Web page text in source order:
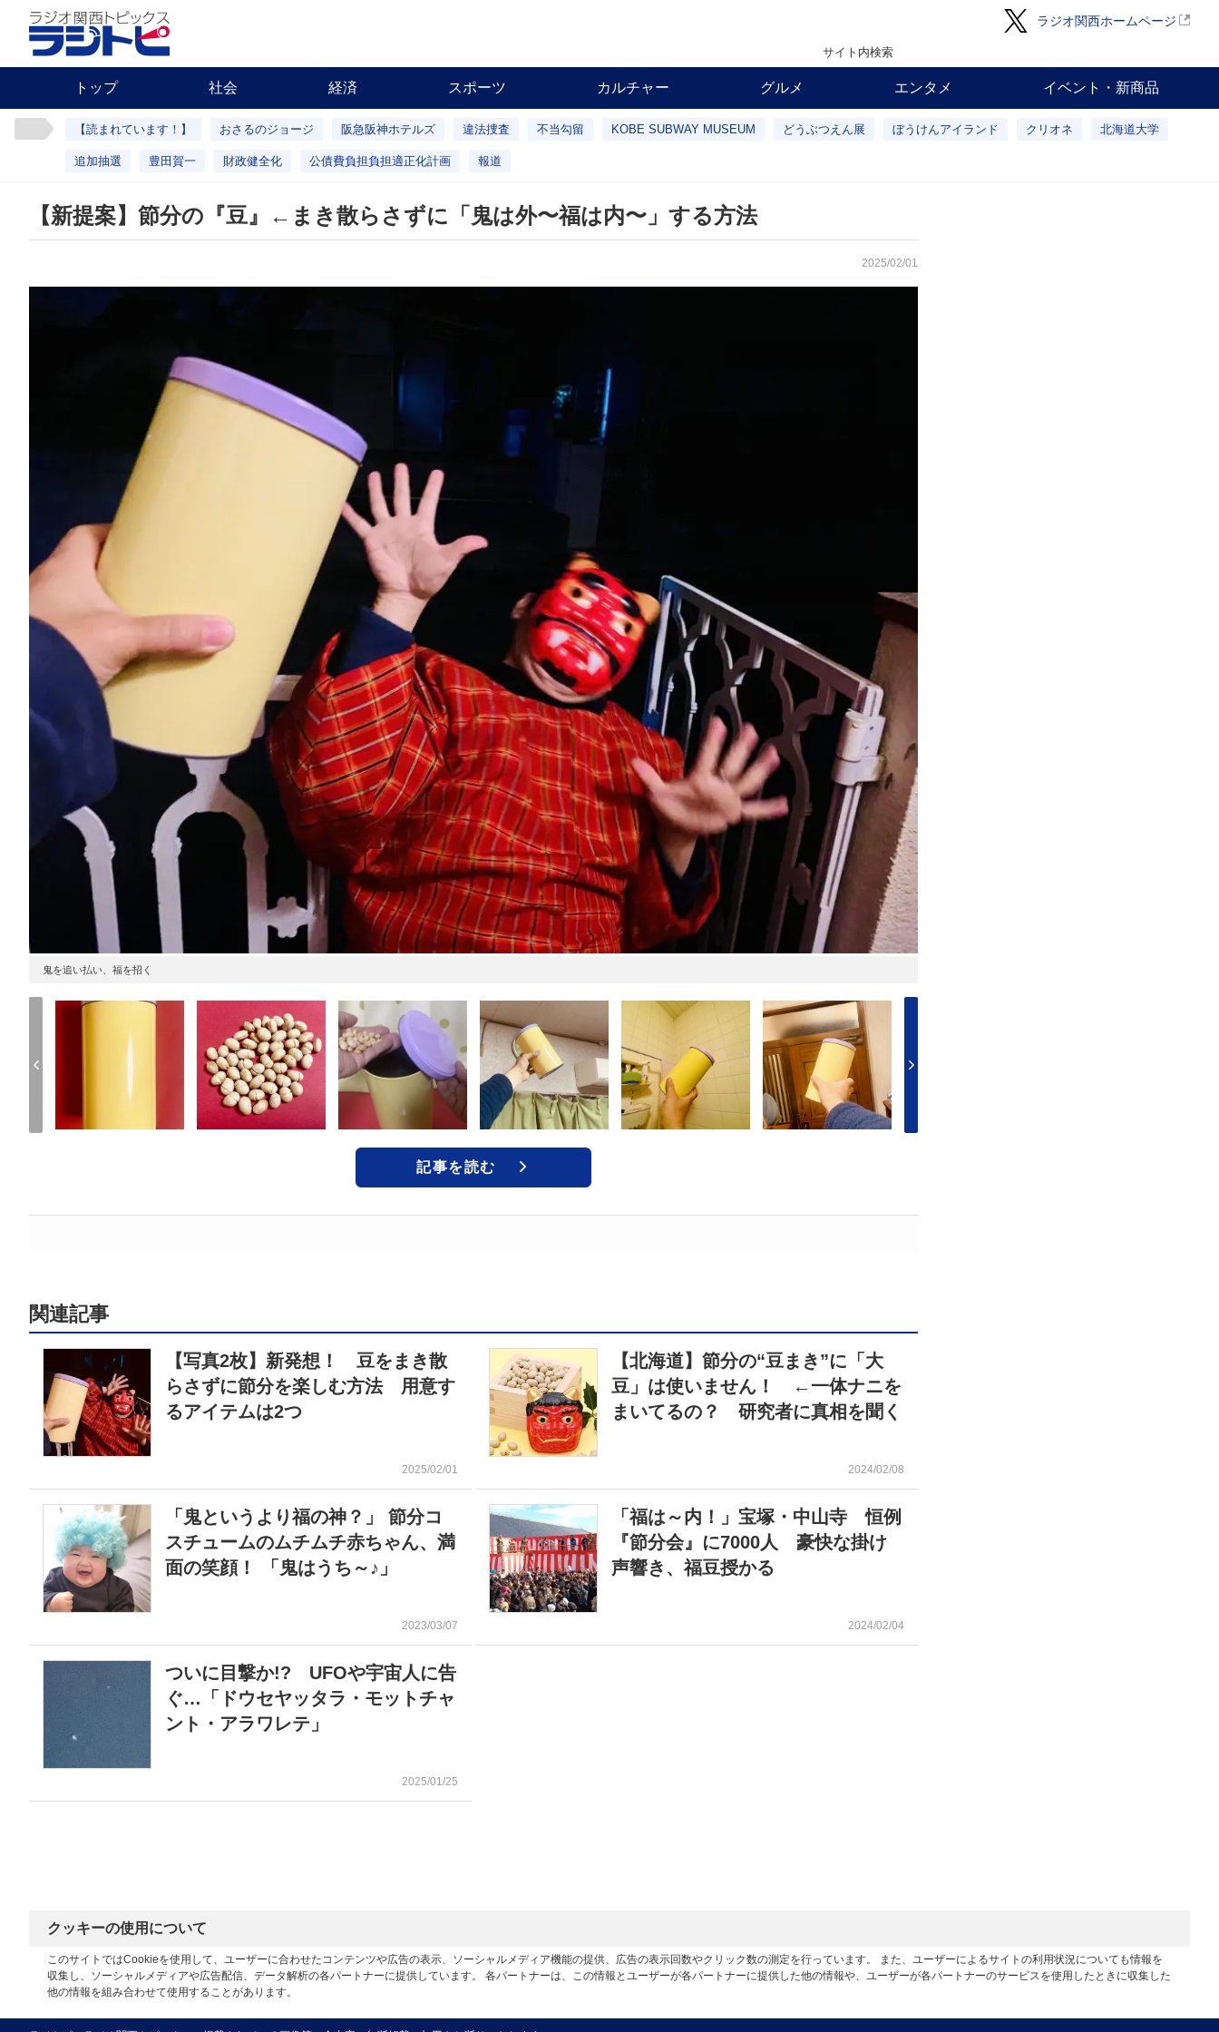
ラジオ関西ホームページ
サイト内検索
トップ 社会 経済 スポーツ カルチャー グルメ エンタメ イベント・新商品
【読まれています！】 おさるのジョージ 阪急阪神ホテルズ 違法捜査 不当勾留 KOBE SUBWAY MUSEUM どうぶつえん展 ぼうけんアイランド クリオネ 北海道大学
追加抽選 豊田賀一 財政健全化 公債費負担負担適正化計画 報道
【新提案】節分の『豆』←まき散らさずに「鬼は外〜福は内〜」する方法
2025/02/01
鬼を追い払い、福を招く
記事を読む
関連記事
【写真2枚】新発想！ 豆をまき散
らさずに節分を楽しむ方法 用意す
るアイテムは2つ
2025/02/01
【北海道】節分の“豆まき”に「大
豆」は使いません！ ←一体ナニを
まいてるの？ 研究者に真相を聞く
2024/02/08
「鬼というより福の神？」 節分コ
スチュームのムチムチ赤ちゃん、満
面の笑顔！ 「鬼はうち～♪」
2023/03/07
「福は～内！」宝塚・中山寺 恒例
『節分会』に7000人 豪快な掛け
声響き、福豆授かる
2024/02/04
ついに目撃か!? UFOや宇宙人に告
ぐ…「ドウセヤッタラ・モットチャ
ント・アラワレテ」
2025/01/25
クッキーの使用について
このサイトではCookieを使用して、ユーザーに合わせたコンテンツや広告の表示、ソーシャルメディア機能の提供、広告の表示回数やクリック数の測定を行っています。 また、ユーザーによるサイトの利用状況についても情報を
収集し、ソーシャルメディアや広告配信、データ解析の各パートナーに提供しています。 各パートナーは、この情報とユーザーが各パートナーに提供した他の情報や、ユーザーが各パートナーのサービスを使用したときに収集した
他の情報を組み合わせて使用することがあります。